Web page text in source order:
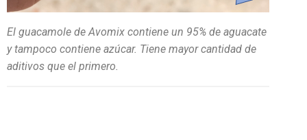
El guacamole de Avomix contiene un 95% de aguacate
y tampoco contiene azúcar. Tiene mayor cantidad de
aditivos que el primero.